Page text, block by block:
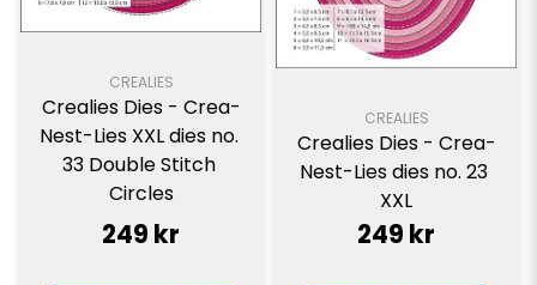
CREALIES
Crealies Dies - Crea-
Nest-Lies XXL dies no.
33 Double Stitch
Circles
249 kr
CREALIES
Crealies Dies - Crea-
Nest-Lies dies no. 23
XXL
249 kr